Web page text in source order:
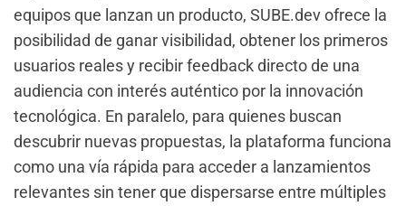
equipos que lanzan un producto, SUBE.dev ofrece la
posibilidad de ganar visibilidad, obtener los primeros
usuarios reales y recibir feedback directo de una
audiencia con interés auténtico por la innovación
tecnológica. En paralelo, para quienes buscan
descubrir nuevas propuestas, la plataforma funciona
como una vía rápida para acceder a lanzamientos
relevantes sin tener que dispersarse entre múltiples